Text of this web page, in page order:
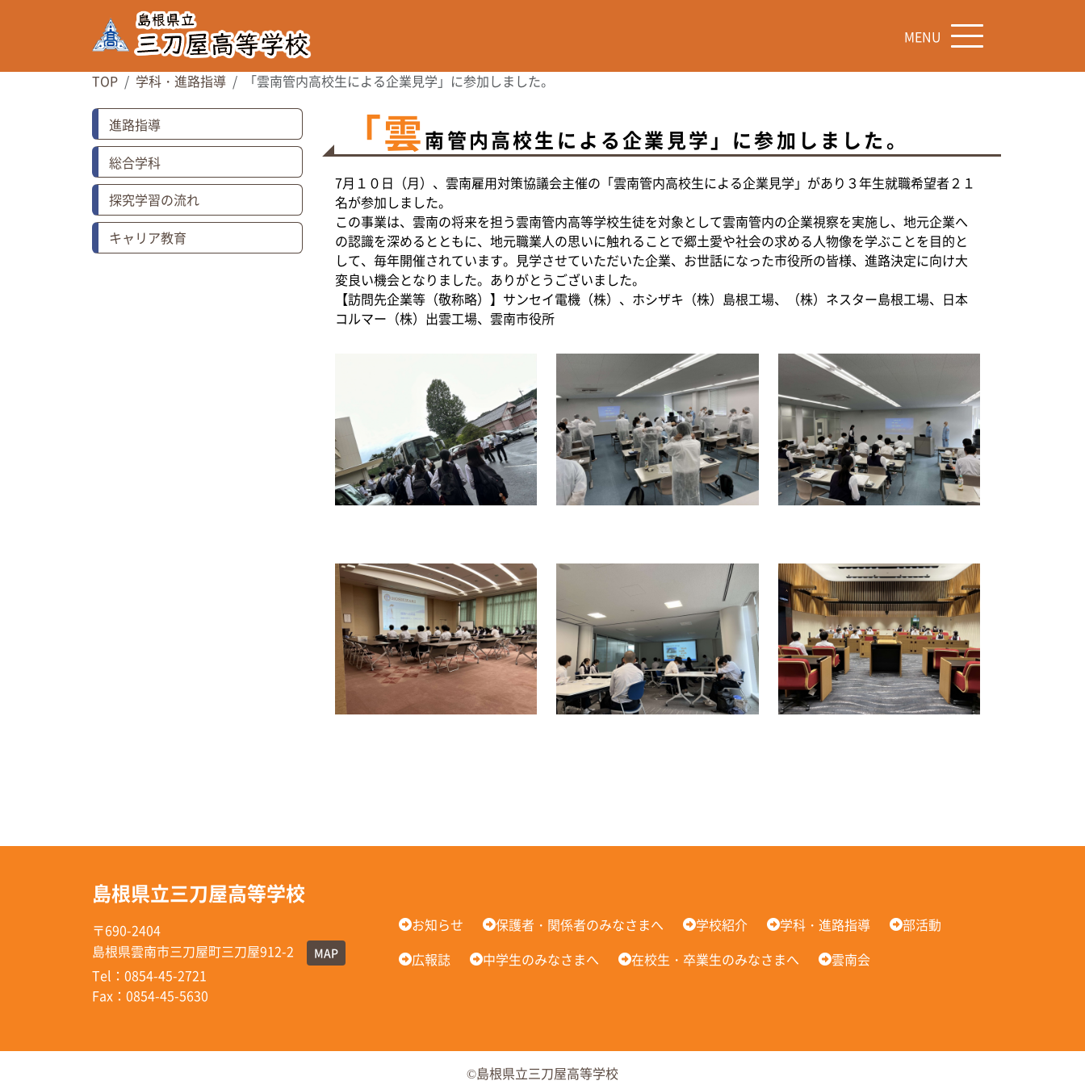
MENU
TOP 学科・進路指導 「雲南管内高校生による企業見学」に参加しました。
進路指導
総合学科
探究学習の流れ
キャリア教育
「雲南管内高校生による企業見学」に参加しました。
7月１０日（月）、雲南雇用対策協議会主催の「雲南管内高校生による企業見学」があり３年生就職希望者２１
名が参加しました。
この事業は、雲南の将来を担う雲南管内高等学校生徒を対象として雲南管内の企業視察を実施し、地元企業へ
の認識を深めるとともに、地元職業人の思いに触れることで郷土愛や社会の求める人物像を学ぶことを目的と
して、毎年開催されています。見学させていただいた企業、お世話になった市役所の皆様、進路決定に向け大
変良い機会となりました。ありがとうございました。
【訪問先企業等（敬称略）】サンセイ電機（株）、ホシザキ（株）島根工場、（株）ネスター島根工場、日本
コルマー（株）出雲工場、雲南市役所
島根県立三刀屋高等学校
〒690-2404
島根県雲南市三刀屋町三刀屋912-2
MAP
Tel：0854-45-2721
Fax：0854-45-5630
お知らせ 保護者・関係者のみなさまへ 学校紹介 学科・進路指導
部活動
広報誌
中学生のみなさまへ 在校生・卒業生のみなさまへ 雲南会
©島根県立三刀屋高等学校